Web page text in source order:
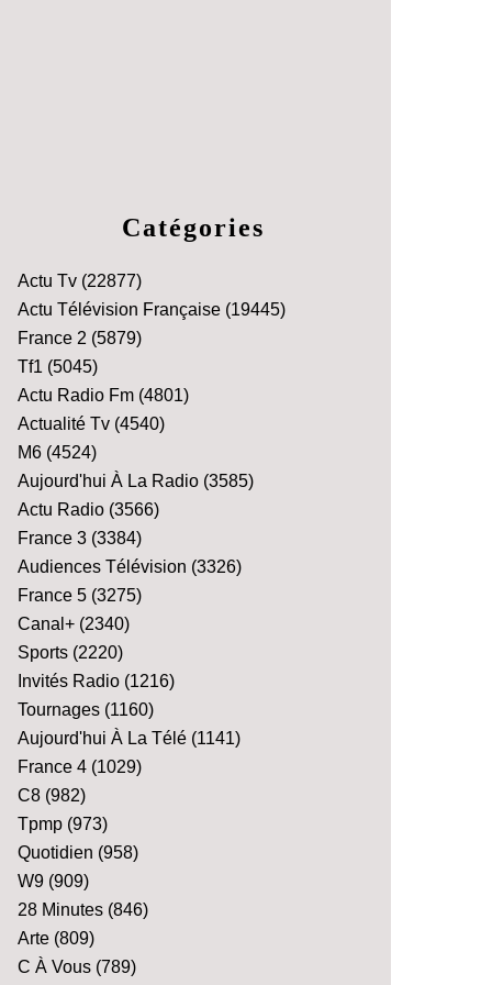
Catégories
Actu Tv (22877)
Actu Télévision Française (19445)
France 2 (5879)
Tf1 (5045)
Actu Radio Fm (4801)
Actualité Tv (4540)
M6 (4524)
Aujourd'hui À La Radio (3585)
Actu Radio (3566)
France 3 (3384)
Audiences Télévision (3326)
France 5 (3275)
Canal+ (2340)
Sports (2220)
Invités Radio (1216)
Tournages (1160)
Aujourd'hui À La Télé (1141)
France 4 (1029)
C8 (982)
Tpmp (973)
Quotidien (958)
W9 (909)
28 Minutes (846)
Arte (809)
C À Vous (789)